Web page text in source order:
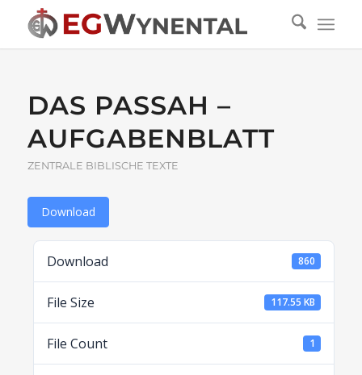
DAS PASSAH –
AUFGABENBLATT
ZENTRALE BIBLISCHE TEXTE
Download
Download 860
File Size 117.55 KB
File Count 1